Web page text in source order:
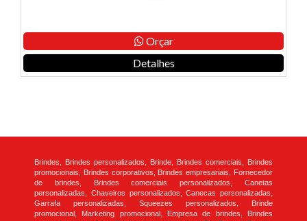
Orçar
Detalhes
Brindes, Brindes personalizados, Brinde, Brindes comerciais, Brindes
promocionais, Brindes corporativos, Brindes empresariais, Fornecedor
de brindes, Brindes comerciais personalizados, Canetas
personalizadas, Chaveiros personalizados, Canecas personalizadas,
Garrafa personalizadas, Squeezes personalizados, Brinde
promocional, Marketing promocional, Empresa de brindes, Brindes